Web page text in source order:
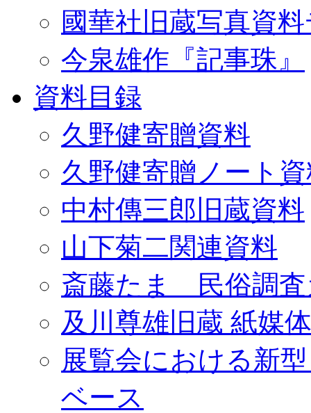
國華社旧蔵写真資
今泉雄作『記事珠』
資料目録
久野健寄贈資料
久野健寄贈ノート
中村傳三郎旧蔵資料
山下菊二関連資料
斎藤たま 民俗調査
及川尊雄旧蔵 紙媒
展覧会における新
ベース